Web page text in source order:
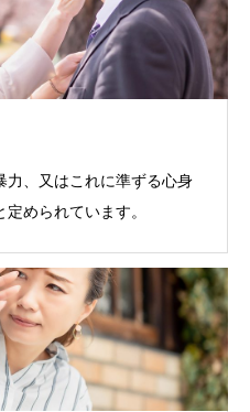
力、又はこれに準ずる心身
められています。